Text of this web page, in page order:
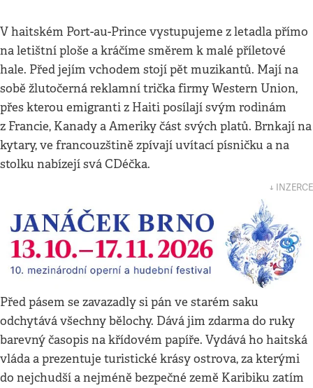
V haitském Port-au-Prince vystupujeme z letadla přímo
na letištní ploše a kráčíme směrem k malé příletové
hale. Před jejím vchodem stojí pět muzikantů. Mají na
sobě žlutočerná reklamní trička firmy Western Union,
přes kterou emigranti z Haiti posílají svým rodinám
z Francie, Kanady a Ameriky část svých platů. Brnkají na
kytary, ve francouzštině zpívají uvítací písničku a na
stolku nabízejí svá CDéčka.
↓ INZERCE
Před pásem se zavazadly si pán ve starém saku
odchytává všechny bělochy. Dává jim zdarma do ruky
barevný časopis na křídovém papíře. Vydává ho haitská
vláda a prezentuje turistické krásy ostrova, za kterými
do nejchudší a nejméně bezpečné země Karibiku zatím